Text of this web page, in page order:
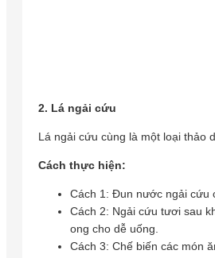
2. Lá ngải cứu
Lá ngải cứu cùng là một loại thảo
Cách thực hiện:
Cách 1: Đun nước ngải cứu
Cách 2: Ngải cứu tươi sau
ong cho dễ uống.
Cách 3: Chế biến các món